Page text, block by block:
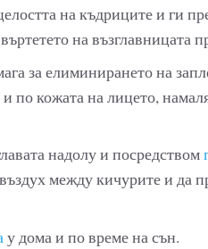
на къдриците и ги
на възглавницата
за елиминирането на
и по кожата на лицето,
надолу и посредством
между кичурите и да
у дома и по време на сън.